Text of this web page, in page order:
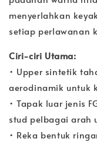
menyerlahkan
setiap perlawanan
Ciri-ciri Utama:
• Upper sintetik
aerodinamik untuk
• Tapak luar jenis
stud pelbagai arah
• Reka bentuk